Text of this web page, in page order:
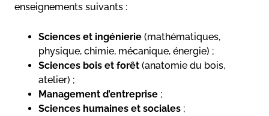
enseignements suivants :
Sciences et ingénierie (mathématiques,
physique, chimie, mécanique, énergie) ;
Sciences bois et forêt (anatomie du bois,
atelier) ;
Management d’entreprise ;
Sciences humaines et sociales ;